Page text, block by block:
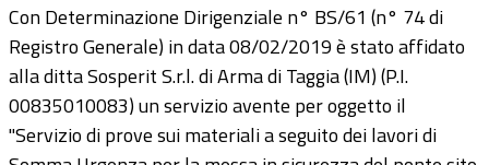
Con Determinazione Dirigenziale n° BS/61 (n° 74 di
Registro Generale) in data 08/02/2019 è stato affidato
alla ditta Sosperit S.r.l. di Arma di Taggia (IM) (P.I.
00835010083) un servizio avente per oggetto il
"Servizio di prove sui materiali a seguito dei lavori di